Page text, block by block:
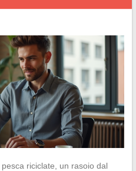
riciclate, un rasoio dal